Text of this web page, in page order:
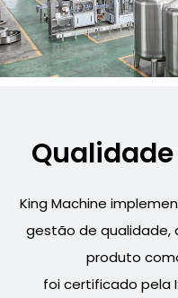
Qualidade
King Machine
gestão de qualidade,
produto
foi certificado pela